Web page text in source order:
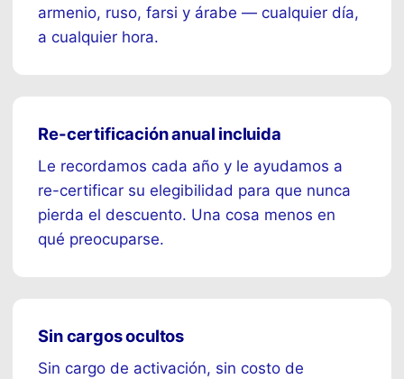
armenio, ruso, farsi y árabe — cualquier día,
a cualquier hora.
Re-certificación anual incluida
Le recordamos cada año y le ayudamos a
re-certificar su elegibilidad para que nunca
pierda el descuento. Una cosa menos en
qué preocuparse.
Sin cargos ocultos
Sin cargo de activación, sin costo de